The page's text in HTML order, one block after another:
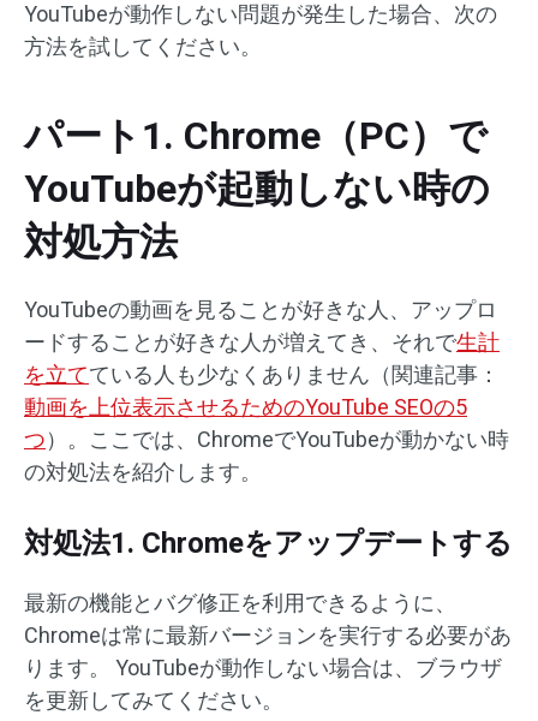
YouTubeが動作しない問題が発生した場合、次の
方法を試してください。
パート1. Chrome（PC）で
YouTubeが起動しない時の
対処方法
YouTubeの動画を見ることが好きな人、アップロ
ードすることが好きな人が増えてき、それで生計
を立てている人も少なくありません（関連記事：
動画を上位表示させるためのYouTube SEOの5
つ）。ここでは、ChromeでYouTubeが動かない時
の対処法を紹介します。
対処法1. Chromeをアップデートする
最新の機能とバグ修正を利用できるように、
Chromeは常に最新バージョンを実行する必要があ
ります。 YouTubeが動作しない場合は、ブラウザ
を更新してみてください。